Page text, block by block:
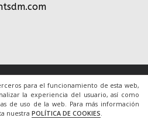
para el funcionamiento de esta web,
la experiencia del usuario, así como
de uso de la web. Para más información
nuestra POLÍTICA DE COOKIES.
reservados. Una web